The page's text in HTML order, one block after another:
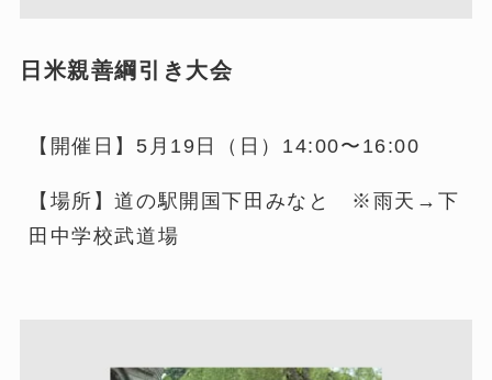
日米親善綱引き大会
【開催日】5月19日（日）14:00〜16:00
【場所】道の駅開国下田みなと ※雨天→下
田中学校武道場